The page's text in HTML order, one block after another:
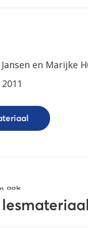
en Marijke
2011
ook